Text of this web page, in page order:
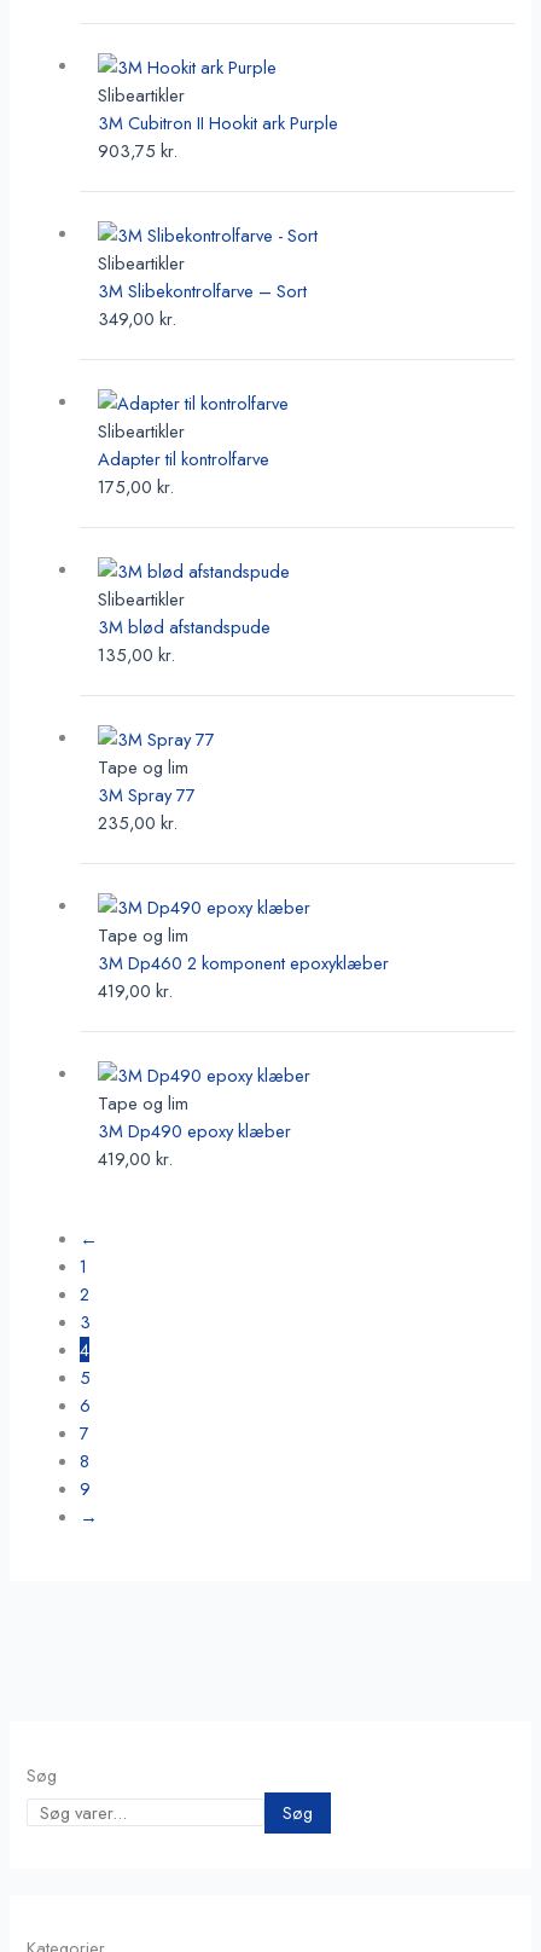
Søg
Søg
vælges
på
varesiden
Slibeartikler
3M Cubitron II Hookit ark Purple
903,75 kr.
vare
har
flere
vælges
på
varesiden
Slibeartikler
3M Slibekontrolfarve – Sort
349,00 kr.
Slibeartikler
Adapter til kontrolfarve
175,00 kr.
Slibeartikler
3M blød afstandspude
135,00 kr.
Tape og lim
3M Spray 77
235,00 kr.
Tape og lim
3M Dp460 2 komponent epoxyklæber
419,00 kr.
Tape og lim
3M Dp490 epoxy klæber
419,00 kr.
←
1
2
3
4
5
6
7
8
9
→